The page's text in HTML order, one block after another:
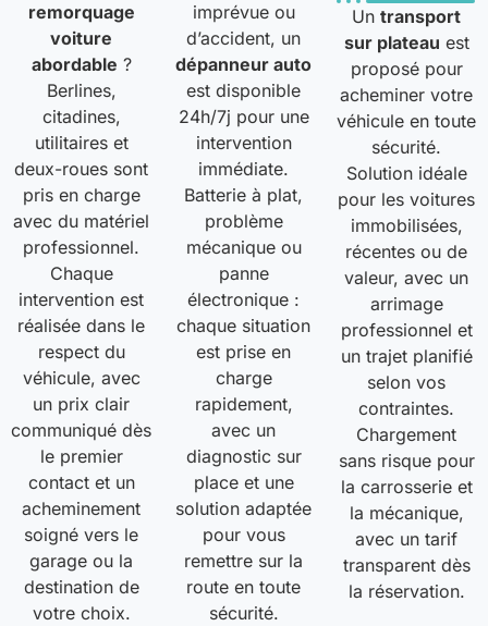
remorquage
voiture
abordable ?
Berlines,
citadines,
utilitaires et
deux-roues sont
pris en charge
avec du matériel
professionnel.
Chaque
intervention est
réalisée dans le
respect du
véhicule, avec
un prix clair
communiqué dès
le premier
contact et un
acheminement
soigné vers le
garage ou la
destination de
votre choix.
imprévue ou
d’accident, un
dépanneur auto
est disponible
24h/7j pour une
intervention
immédiate.
Batterie à plat,
problème
mécanique ou
panne
électronique :
chaque situation
est prise en
charge
rapidement,
avec un
diagnostic sur
place et une
solution adaptée
pour vous
remettre sur la
route en toute
sécurité.
Untransport
sur plateau est
proposé pour
acheminer votre
véhicule en toute
sécurité.
Solution idéale
pour les voitures
immobilisées,
récentes ou de
valeur, avec un
arrimage
professionnel et
un trajet planifié
selon vos
contraintes.
Chargement
sans risque pour
la carrosserie et
la mécanique,
avec un tarif
transparent dès
la réservation.